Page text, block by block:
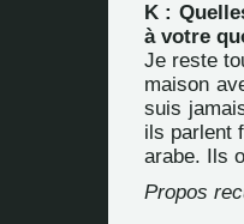
K :
à votre
Je reste
maison
suis
ils parlent
arabe. Ils
Propos